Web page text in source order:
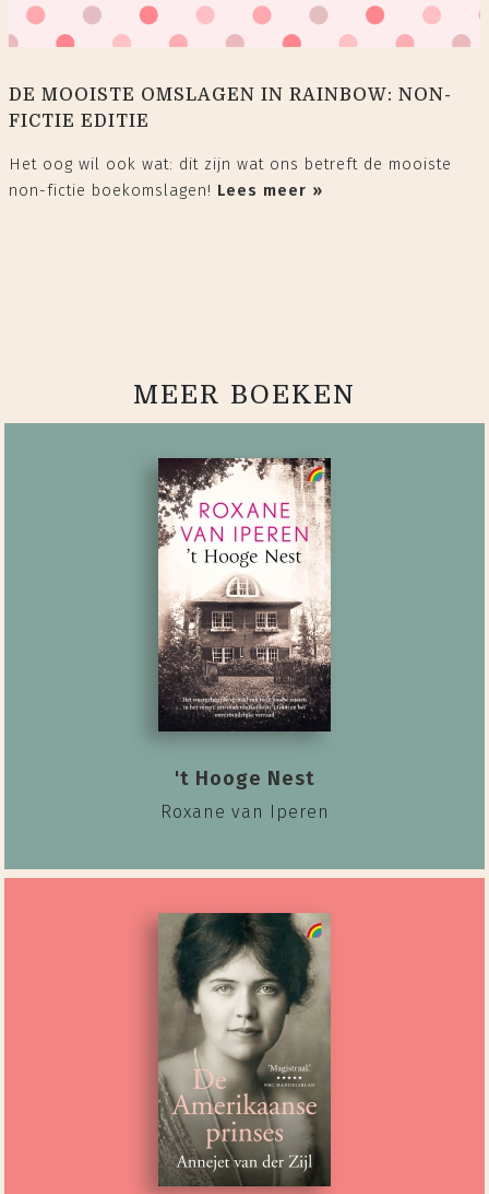
DE MOOISTE OMSLAGEN IN RAINBOW: NON-
FICTIE EDITIE
Het oog wil ook wat: dit zijn wat ons betreft de mooiste
non-fictie boekomslagen! Lees meer »
MEER BOEKEN
't Hooge Nest
Roxane van Iperen